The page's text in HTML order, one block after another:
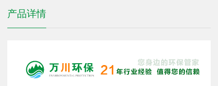
产品详情